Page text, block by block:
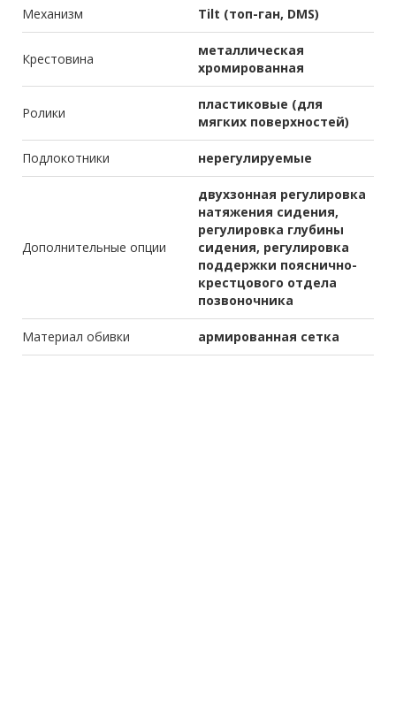
Механизм Tilt (топ-ган, DMS)
Крестовина
металлическая
хромированная
Ролики
пластиковые (для
мягких поверхностей)
Подлокотники нерегулируемые
Дополнительные опции
двухзонная регулировка
натяжения сидения,
регулировка глубины
сидения, регулировка
поддержки пояснично-
крестцового отдела
позвоночника
Материал обивки армированная сетка